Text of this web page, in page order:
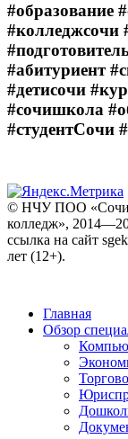
#образование
#колледжсочи
#абитуриент
#детисочи
#сочишкола
#студентСочи
© НЧУ ПОО
колледж»,
ссылка на сайт
лет (12+).
Главная
Обзор